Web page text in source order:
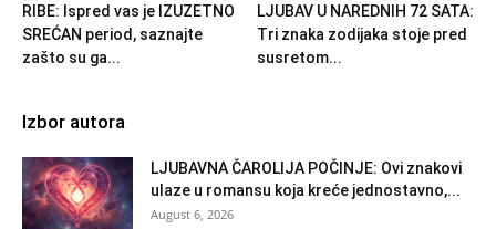
RIBE: Ispred vas je IZUZETNO
SREĆAN period, saznajte
zašto su ga...
LJUBAV U NAREDNIH 72 SATA:
Tri znaka zodijaka stoje pred
susretom...
Izbor autora
LJUBAVNA ČAROLIJA POČINJE: Ovi znakovi
ulaze u romansu koja kreće jednostavno,...
August 6, 2026